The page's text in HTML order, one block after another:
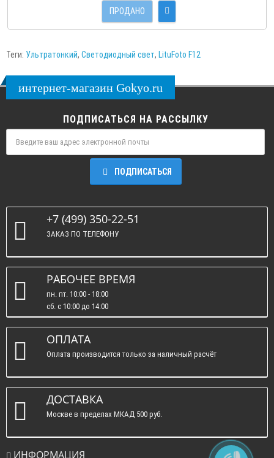
ПРОДАНО
Теги: Ультратонкий, Светодиодный свет, LituFoto F12
интернет-магазин Gokyo.ru
ПОДПИСАТЬСЯ НА РАССЫЛКУ
ПОДПИСАТЬСЯ
+7 (499) 350-22-51
ЗАКАЗ ПО ТЕЛЕФОНУ
РАБОЧЕЕ ВРЕМЯ
пн. пт. 10:00 - 18:00
сб. c 10:00 до 14:00
вс. : выходные.
ОПЛАТА
Оплата производится только за наличный расчёт
ДОСТАВКА
Москве в пределах МКАД 500 руб.
ИНФОРМАЦИЯ